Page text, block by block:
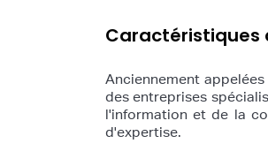
Caractéristiques
Anciennement
des entreprises
l'information et de la
d'expertise.